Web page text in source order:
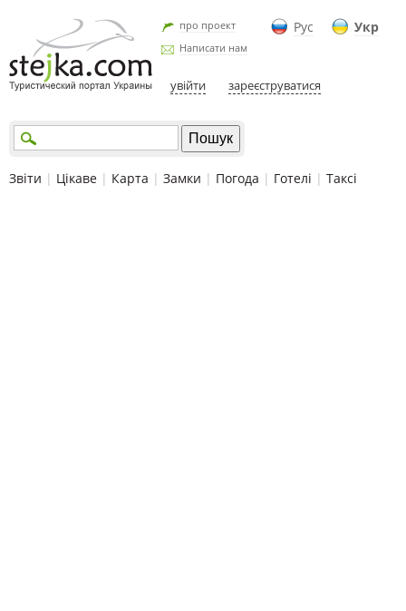
Рус Укр
про проект
Написати нам
увійти зареєструватися
Звіти | Цікаве | Карта | Замки | Погода | Готелі | Таксі